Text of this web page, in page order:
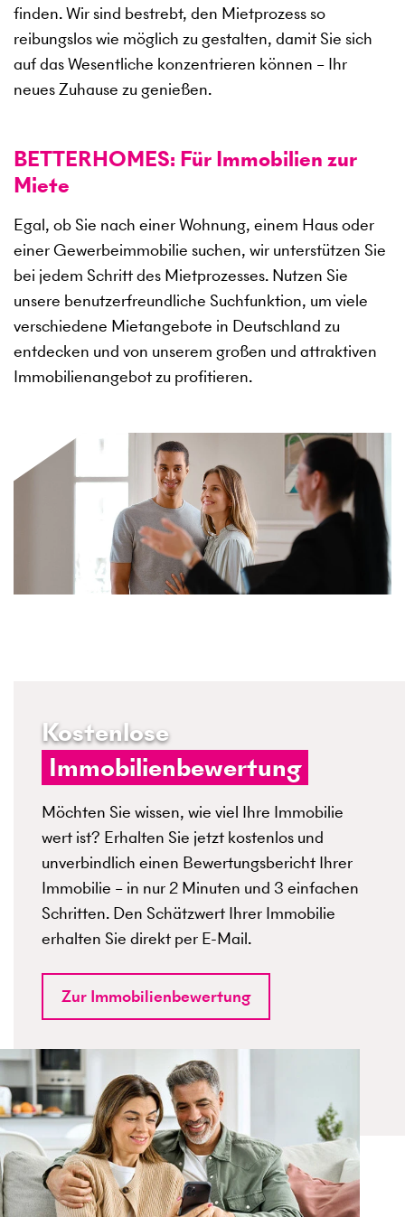
finden. Wir sind bestrebt, den Mietprozess so
reibungslos wie möglich zu gestalten, damit Sie sich
auf das Wesentliche konzentrieren können – Ihr
neues Zuhause zu genießen.
BETTERHOMES: Für Immobilien zur
Miete
Egal, ob Sie nach einer Wohnung, einem Haus oder
einer Gewerbeimmobilie suchen, wir unterstützen Sie
bei jedem Schritt des Mietprozesses. Nutzen Sie
unsere benutzerfreundliche Suchfunktion, um viele
verschiedene Mietangebote in Deutschland zu
entdecken und von unserem großen und attraktiven
Immobilienangebot zu profitieren.
Kostenlose
Immobilienbewertung
Möchten Sie wissen, wie viel Ihre Immobilie
wert ist? Erhalten Sie jetzt kostenlos und
unverbindlich einen Bewertungsbericht Ihrer
Immobilie – in nur 2 Minuten und 3 einfachen
Schritten. Den Schätzwert Ihrer Immobilie
erhalten Sie direkt per E-Mail.
Zur Immobilienbewertung